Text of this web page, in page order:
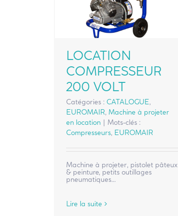
LOCATION
COMPRESSEUR
200 VOLT
Catégories :CATALOGUE,
EUROMAIR, Machine à projeter
en location | Mots-clés :
Compresseurs, EUROMAIR
Machine à projeter, pistolet pâteux
& peinture, petits outillages
pneumatiques...
Lire la suite